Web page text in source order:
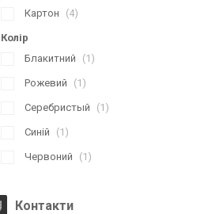
Картон 4
Колір
Блакитний
1
Рожевий 1
Серебристый 1
Синій 1
Червоний 1
Контакти